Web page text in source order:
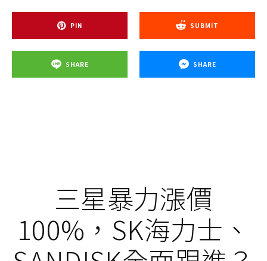
PIN SUBMIT
SHARE SHARE
三星暴力漲價
100%，SK海力士、